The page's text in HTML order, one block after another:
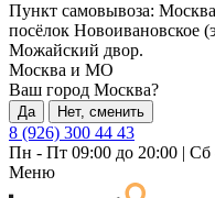
Пункт самовывоза:
посёлок Новоивановское
Можайский двор.
Москва и МО
Ваш город Москва?
Да Нет, сменить
8 (926) 300 44 43
Пн - Пт 09:00 до 20:00 | Сб
Меню